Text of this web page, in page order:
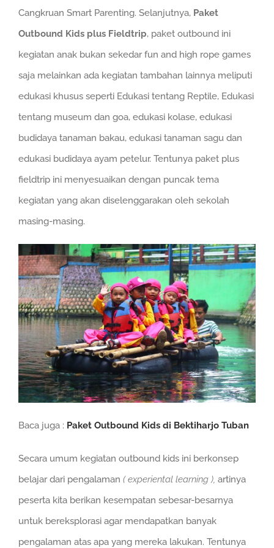
Cangkruan Smart Parenting. Selanjutnya, Paket
Outbound Kids plus Fieldtrip, paket outbound ini
kegiatan anak bukan sekedar fun and high rope games
saja melainkan ada kegiatan tambahan lainnya meliputi
edukasi khusus seperti Edukasi tentang Reptile, Edukasi
tentang museum dan goa, edukasi kolase, edukasi
budidaya tanaman bakau, edukasi tanaman sagu dan
edukasi budidaya ayam petelur. Tentunya paket plus
fieldtrip ini menyesuaikan dengan puncak tema
kegiatan yang akan diselenggarakan oleh sekolah
masing-masing.
Baca juga : Paket Outbound Kids di Bektiharjo Tuban
Secara umum kegiatan outbound kids ini berkonsep
belajar dari pengalaman ( experiental learning ), artinya
peserta kita berikan kesempatan sebesar-besarnya
untuk bereksplorasi agar mendapatkan banyak
pengalaman atas apa yang mereka lakukan. Tentunya